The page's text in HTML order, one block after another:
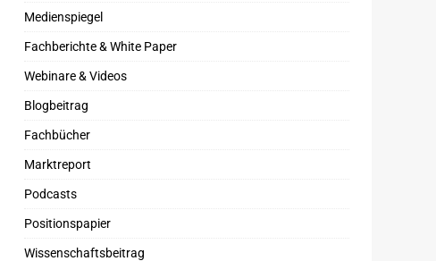
Medienspiegel
Fachberichte & White Paper
Webinare & Videos
Blogbeitrag
Fachbücher
Marktreport
Podcasts
Positionspapier
Wissenschaftsbeitrag